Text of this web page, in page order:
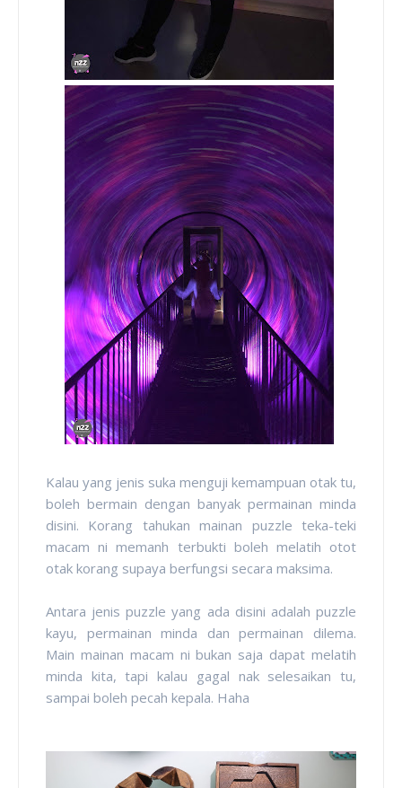
Kalau yang jenis suka menguji kemampuan otak tu,
boleh bermain dengan banyak permainan minda
disini. Korang tahukan mainan puzzle teka-teki
macam ni memanh terbukti boleh melatih otot
otak korang supaya berfungsi secara maksima.
Antara jenis puzzle yang ada disini adalah puzzle
kayu, permainan minda dan permainan dilema.
Main mainan macam ni bukan saja dapat melatih
minda kita, tapi kalau gagal nak selesaikan tu,
sampai boleh pecah kepala. Haha